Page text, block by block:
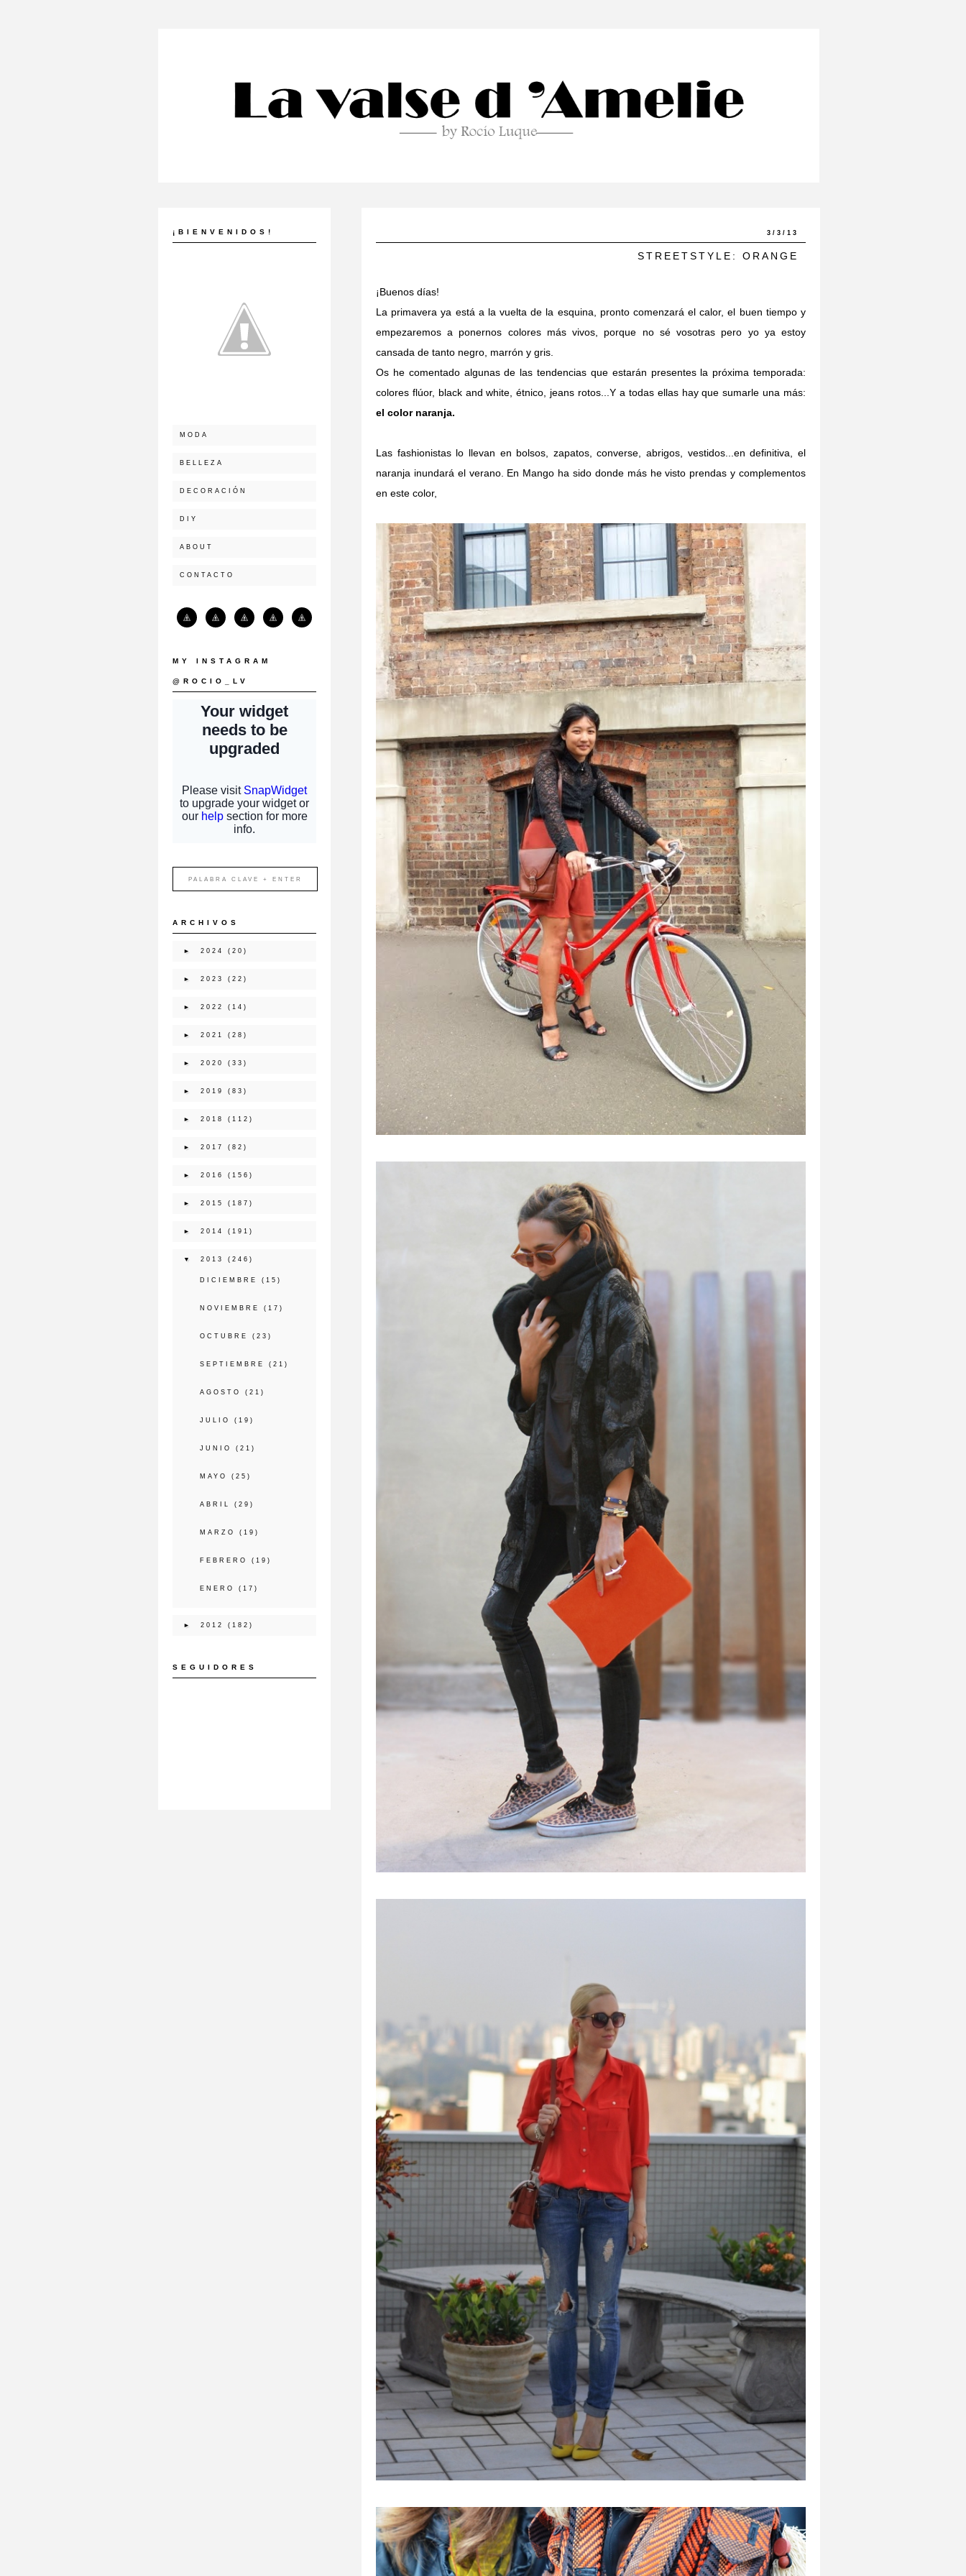
3/3/13
STREETSTYLE: ORANGE
¡Buenos días!
La primavera ya está a la vuelta de la esquina, pronto comenzará el calor, el buen tiempo y
empezaremos a ponernos colores más vivos, porque no sé vosotras pero yo ya estoy
cansada de tanto negro, marrón y gris.
Os he comentado algunas de las tendencias que estarán presentes la próxima temporada:
colores flúor, black and white, étnico, jeans rotos...Y a todas ellas hay que sumarle una más:
el color naranja.
Las fashionistas lo llevan en bolsos, zapatos, converse, abrigos, vestidos...en definitiva, el
naranja inundará el verano. En Mango ha sido donde más he visto prendas y complementos
en este color,
¡BIENVENIDOS!
MODA
BELLEZA
DECORACIÓN
DIY
ABOUT
CONTACTO
MY INSTAGRAM
@ROCIO_LV
ARCHIVOS
► 2024 (20)
► 2023 (22)
► 2022 (14)
► 2021 (28)
► 2020 (33)
► 2019 (83)
► 2018 (112)
► 2017 (82)
► 2016 (156)
► 2015 (187)
► 2014 (191)
▼ 2013 (246)
DICIEMBRE (15)
NOVIEMBRE (17)
OCTUBRE (23)
SEPTIEMBRE (21)
AGOSTO (21)
JULIO (19)
JUNIO (21)
MAYO (25)
ABRIL (29)
MARZO (19)
FEBRERO (19)
ENERO (17)
► 2012 (182)
SEGUIDORES